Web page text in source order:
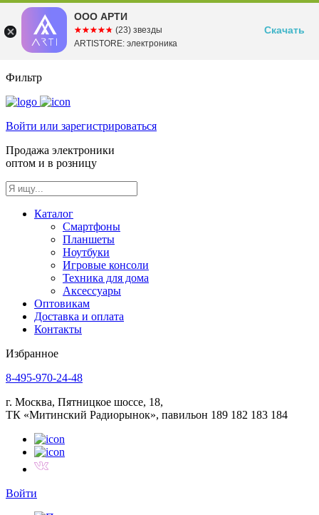
Фильтр
Войти или зарегистрироваться
Продажа электроники
оптом и в розницу
Каталог
Смартфоны
Планшеты
Ноутбуки
Игровые консоли
Техника для дома
Аксессуары
Оптовикам
Доставка и оплата
Контакты
Избранное
8-495-970-24-48
г. Москва, Пятницкое шоссе, 18,
ТК «Митинский Радиорынок», павильон 189 182 183 184
Войти
ООО АРТИ
☆☆☆☆☆
★★★★★ (23) звезды
ARTISTORE: электроника
Скачать